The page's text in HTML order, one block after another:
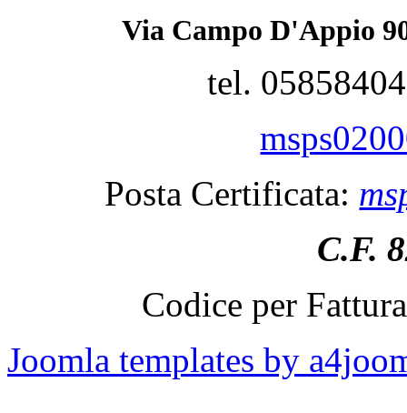
Via Campo D'Appio
tel.
Posta Certificata:
C.F.
Codice per
Joomla templates by